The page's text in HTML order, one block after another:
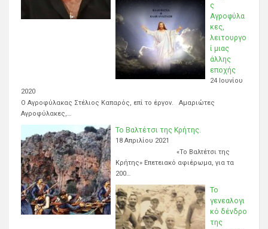
ς
Αγροφύλα
κες,
λειτουργο
ί μιας
άλλης
εποχής
24 Ιουνίου
2020
Ο Αγροφύλακας Στέλιος Καπαρός, επί το έργον. Αμαριώτες
Αγροφύλακες,…
Το Βαλτέτσι της Κρήτης.
18 Απριλίου 2021
«Το Βαλτέτσι της
Κρήτης» Επετειακό αφιέρωμα, για τα
200…
Το
γενεαλογι
κό δένδρο
της